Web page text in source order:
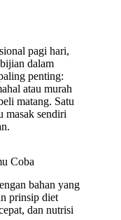
pagi hari,
dalam
penting:
atau murah
matang. Satu
masak sendiri
Coba
bahan yang
prinsip diet
dan nutrisi